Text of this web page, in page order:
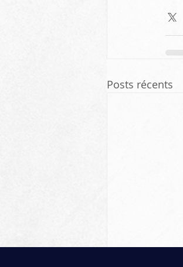
Posts récents